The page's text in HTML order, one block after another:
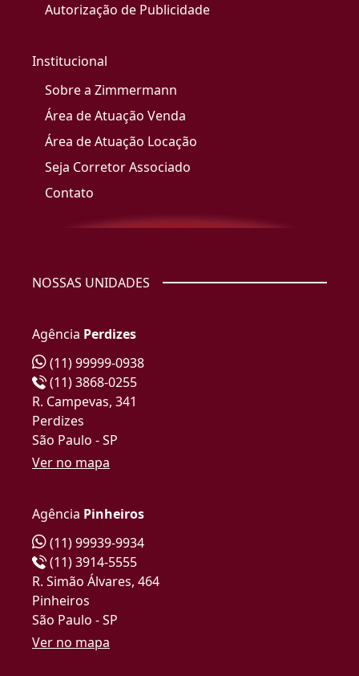
Autorização de Publicidade
Institucional
Sobre a Zimmermann
Área de Atuação Venda
Área de Atuação Locação
Seja Corretor Associado
Contato
NOSSAS UNIDADES
Agência Perdizes
(11) 99999-0938
(11) 3868-0255
R. Campevas, 341
Perdizes
São Paulo - SP
Ver no mapa
Agência Pinheiros
(11) 99939-9934
(11) 3914-5555
R. Simão Álvares, 464
Pinheiros
São Paulo - SP
Ver no mapa